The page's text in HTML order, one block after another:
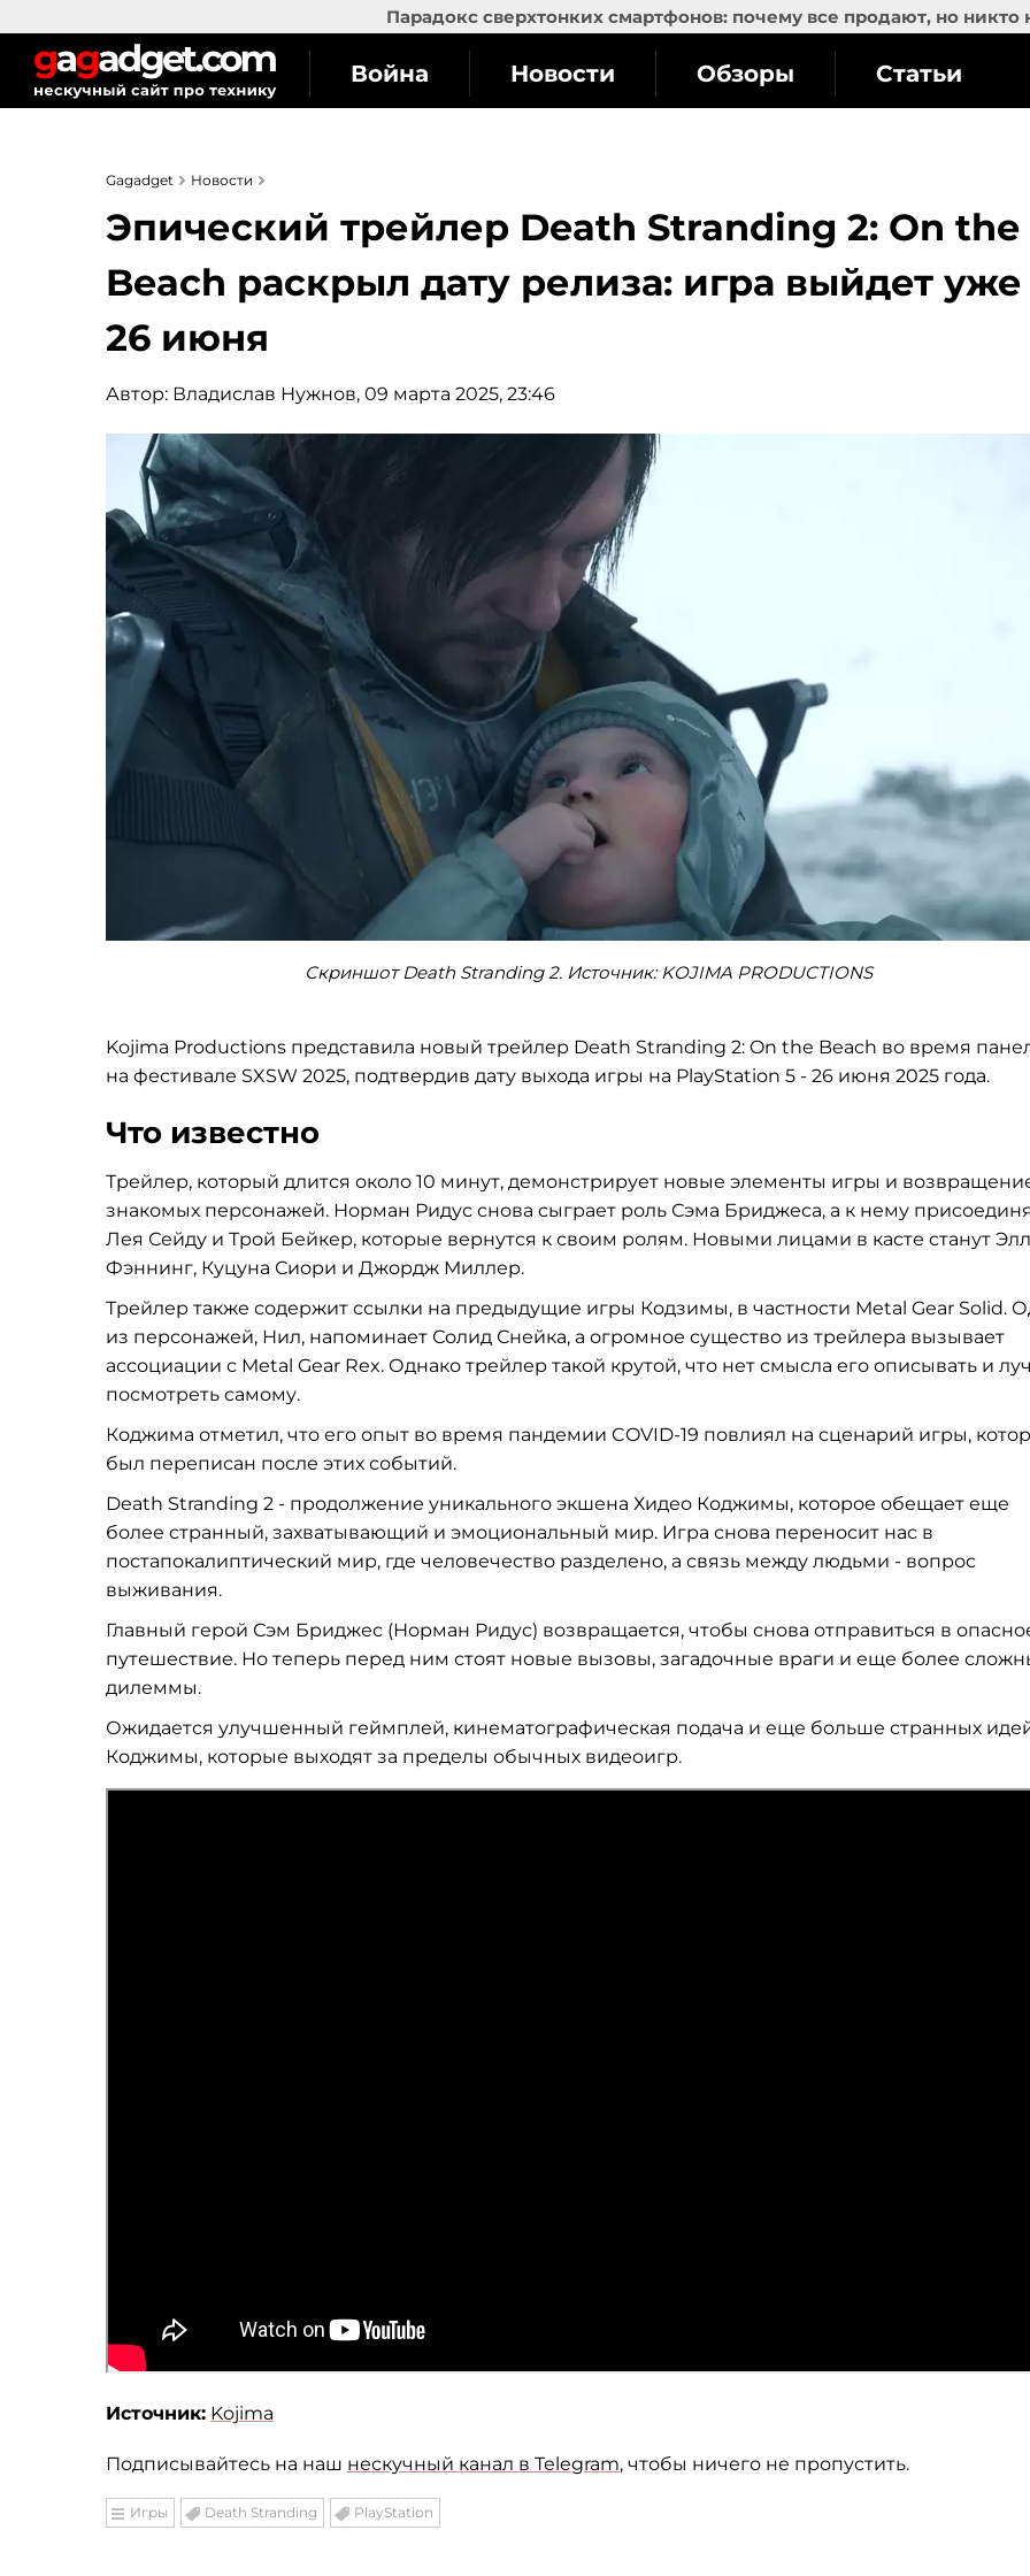
Парадокс сверхтонких смартфонов: почему все продают, но никто
Война Новости Обзоры Статьи
Gagadget Новости
Эпический трейлер Death Stranding 2: On the
Beach раскрыл дату релиза: игра выйдет уже
26 июня
Автор: Владислав Нужнов, 09 марта 2025, 23:46
Скриншот Death Stranding 2. Источник: KOJIMA PRODUCTIONS
Kojima Productions представила новый трейлер Death Stranding 2: On the Beach во время
на фестивале SXSW 2025, подтвердив дату выхода игры на PlayStation 5 - 26 июня 2025 года.
Что известно
Трейлер, который длится около 10 минут, демонстрирует новые элементы игры и
знакомых персонажей. Норман Ридус снова сыграет роль Сэма Бриджеса, а к нему
Лея Сейду и Трой Бейкер, которые вернутся к своим ролям. Новыми лицами в касте станут
Фэннинг, Куцуна Сиори и Джордж Миллер.
Трейлер также содержит ссылки на предыдущие игры Кодзимы, в частности Metal Gear Solid.
из персонажей, Нил, напоминает Солид Снейка, а огромное существо из трейлера вызывает
ассоциации с Metal Gear Rex. Однако трейлер такой крутой, что нет смысла его описывать и
посмотреть самому.
Коджима отметил, что его опыт во время пандемии COVID-19 повлиял на сценарий игры,
был переписан после этих событий.
Death Stranding 2 - продолжение уникального экшена Хидео Коджимы, которое обещает еще
более странный, захватывающий и эмоциональный мир. Игра снова переносит нас в
постапокалиптический мир, где человечество разделено, а связь между людьми - вопрос
выживания.
Главный герой Сэм Бриджес (Норман Ридус) возвращается, чтобы снова отправиться в
путешествие. Но теперь перед ним стоят новые вызовы, загадочные враги и еще более
дилеммы.
Ожидается улучшенный геймплей, кинематографическая подача и еще больше странных
Коджимы, которые выходят за пределы обычных видеоигр.
Источник: Kojima
Подписывайтесь на наш нескучный канал в Telegram, чтобы ничего не пропустить.
Игры Death Stranding PlayStation